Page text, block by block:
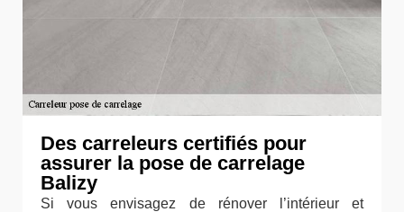
Des carreleurs certifiés pour
assurer la pose de carrelage
Balizy
Si vous envisagez de rénover l’intérieur et